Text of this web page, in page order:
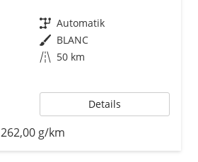
Getriebe Automatik
Außenfarbe BLANC
Kilometerstand 50 km
Details
262,00 g/km